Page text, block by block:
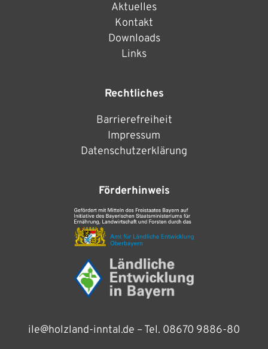
Aktuelles
Kontakt
Downloads
Links
Rechtliches
Barrierefreiheit
Impressum
Datenschutzerklärung
Förderhinweis
ile@holzland-inntal.de – Tel. 08670 9886-80